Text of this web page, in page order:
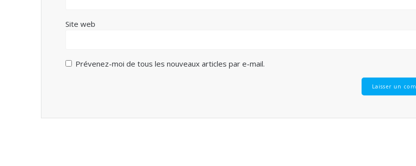
Site web
Prévenez-moi de tous les nouveaux articles par e-mail.